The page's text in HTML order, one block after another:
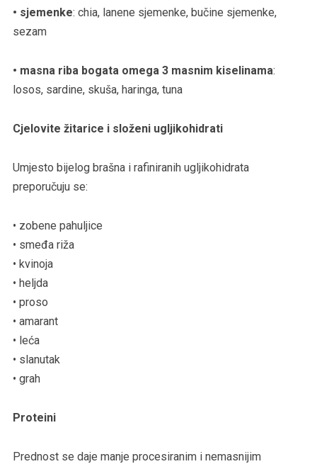
• sjemenke: chia, lanene sjemenke, bučine sjemenke,
sezam
• masna riba bogata omega 3 masnim kiselinama:
losos, sardine, skuša, haringa, tuna
Cjelovite žitarice i složeni ugljikohidrati
Umjesto bijelog brašna i rafiniranih ugljikohidrata
preporučuju se:
• zobene pahuljice
• smeđa riža
• kvinoja
• heljda
• proso
• amarant
• leća
• slanutak
• grah
Proteini
Prednost se daje manje procesiranim i nemasnijim